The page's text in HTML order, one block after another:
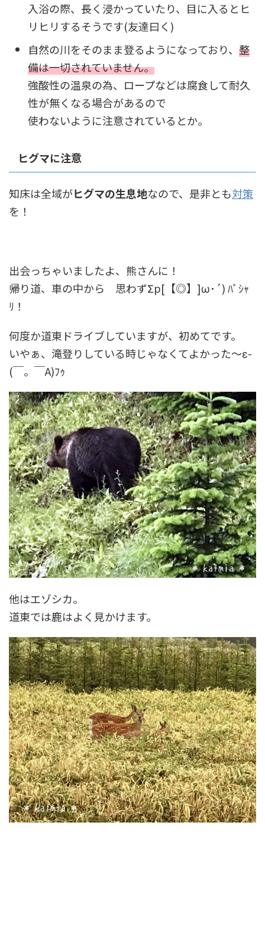
入浴の際、長く浸かっていたり、目に入るとヒ
リヒリするそうです(友達曰く)
自然の川をそのまま登るようになっており、 整
備は一切されていません。
強酸性の温泉の為、ロープなどは腐食して耐久
性が無くなる場合があるので
使わないように注意されているとか。
ヒグマに注意
知床は全域がヒグマの生息地なので、是非とも対策
を！
出会っちゃいましたよ、熊さんに！
帰り道、車の中から 思わずΣp[【◎】]ω･´) ﾊﾟｼｬ
ﾘ！
何度か道東ドライブしていますが、初めてです。
いやぁ、滝登りしている時じゃなくてよかった～ε-
(￣。￣A)ﾌｩ
他はエゾシカ。
道東では鹿はよく見かけます。